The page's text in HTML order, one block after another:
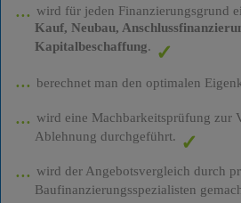
wird für jeden Finanzierungsgrund
Kauf, Neubau,
Kapitalbeschaffung.
berechnet man den optimalen
wird eine Machbarkeitsprüfung zur
Ablehnung durchgeführt.
wird der Angebotsvergleich durch
Baufinanzierungsspezialisten